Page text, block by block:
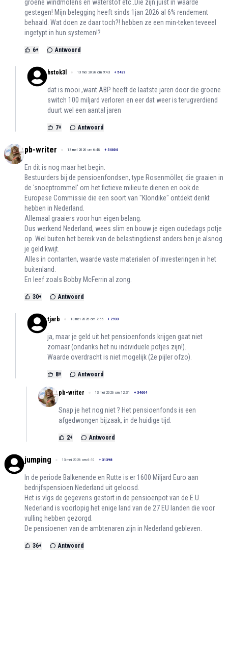
groene windmolens en waterstof etc..Die zijn juist in waarde
gestegen! Mijn belegging heeft sinds 1jan 2026 al 6% rendement
behaald. Wat doen ze daar toch?! hebben ze een min-teken teveeel
ingetypt in hun systemen!?
6+ Antwoord
hstok3l 13 mei 2026 om 9:43 + 5429
dat is mooi ,want ABP heeft de laatste jaren door die groene
switch 100 miljard verloren en eer dat weer is terugverdiend
duurt wel een aantal jaren
7+ Antwoord
pb-writer 13 mei 2026 om 6:48 + 34604
En dit is nog maar het begin.
Bestuurders bij de pensioenfondsen, type Rosenmöller, die graaien in
de 'snoeptrommel' om het fictieve milieu te dienen en ook de
Europese Commissie die een soort van "Klondike" ontdekt denkt
hebben in Nederland.
Allemaal graaiers voor hun eigen belang.
Dus werkend Nederland, wees slim en bouw je eigen oudedags potje
op. Wel buiten het bereik van de belastingdienst anders ben je alsnog
je geld kwijt.
Alles in contanten, waarde vaste materialen of investeringen in het
buitenland.
En leef zoals Bobby McFerrin al zong.
30+ Antwoord
tjarb 13 mei 2026 om 7:55 + 2933
ja, maar je geld uit het pensioenfonds krijgen gaat niet
zomaar (ondanks het nu individuele potjes zijn!).
Waarde overdracht is niet mogelijk (2e pijler ofzo).
8+ Antwoord
pb-writer 13 mei 2026 om 12:31 + 34604
Snap je het nog niet ? Het pensioenfonds is een
afgedwongen bijzaak, in de huidige tijd.
2+ Antwoord
jumping 13 mei 2026 om 6:10 + 31398
In de periode Balkenende en Rutte is er 1600 Miljard Euro aan
bedrijfspensioen Nederland uit geloosd.
Het is vlgs de gegevens gestort in de pensioenpot van de E.U.
Nederland is voorlopig het enige land van de 27 EU landen die voor
vulling hebben gezorgd.
De pensioenen van de ambtenaren zijn in Nederland gebleven.
36+ Antwoord